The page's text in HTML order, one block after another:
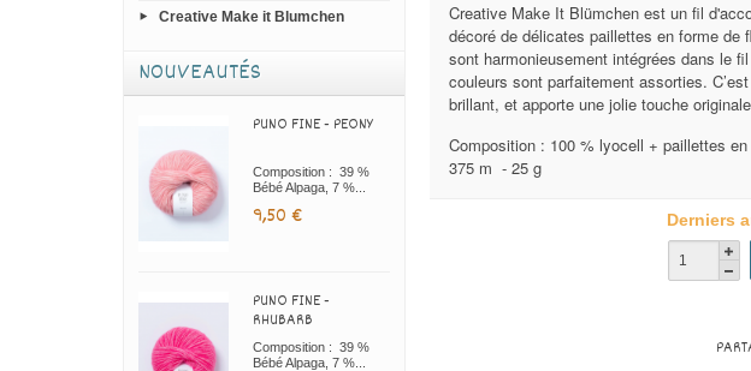
Creative Make it Blumchen
NOUVEAUTÉS
PUNO FINE - PEONY
Composition : 39 %
Bébé Alpaga, 7 %...
9,50 €
PUNO FINE -
RHUBARB
Composition : 39 %
Bébé Alpaga, 7 %...
Creative Make It Blümchen est un fil
décoré de délicates paillettes en forme de
sont harmonieusement intégrées dans le
couleurs sont parfaitement assorties.
brillant, et apporte une jolie touche
Composition : 100 % lyocell + paillettes
375 m - 25 g
Derniers